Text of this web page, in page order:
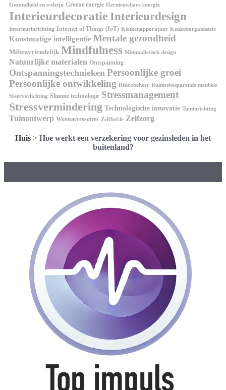
Gezondheid en welzijn Groene energie Hernieuwbare energie
InterieurdecoratieInterieurdesign
Interieurinrichting Internet of Things (IoT) Keukenapparatuur Keukenorganisatie
Kunstmatige intelligentie Mentale gezondheid
Milieuvriendelijk Mindfulness Minimalistisch design
Natuurlijke materialen Ontspanning
Ontspanningstechnieken Persoonlijke groei
Persoonlijke ontwikkeling Risicobeheer Ruimtebesparende meubels
Sfeerverlichting Slimme technologie Stressmanagement
Stressvermindering Technologische innovatie Tuininrichting
Tuinontwerp Woonaccessoires Zelfliefde Zelfzorg
Huis > Hoe werkt een verzekering voor gezinsleden in het
buitenland?